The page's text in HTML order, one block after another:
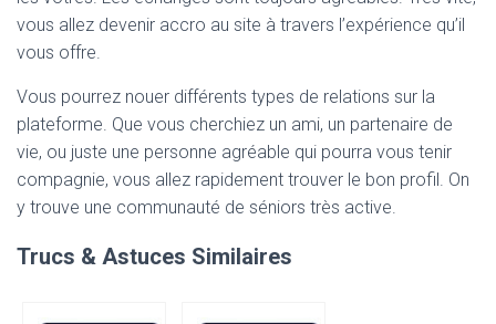
vous allez devenir accro au site à travers l’expérience qu’il
vous offre.
Vous pourrez nouer différents types de relations sur la
plateforme. Que vous cherchiez un ami, un partenaire de
vie, ou juste une personne agréable qui pourra vous tenir
compagnie, vous allez rapidement trouver le bon profil. On
y trouve une communauté de séniors très active.
Trucs & Astuces Similaires